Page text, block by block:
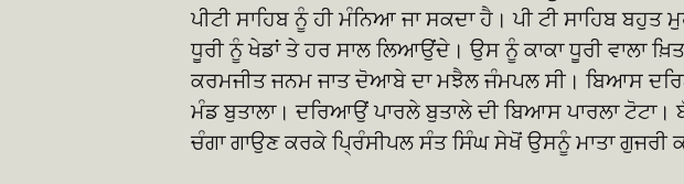
ਪੀਟੀ ਸਾਹਿਬ ਨੂੰ ਹੀ ਮੰਨਿਆ ਜਾ ਸਕਦਾ ਹੈ। ਪੀ ਟੀ ਸਾਹਿਬ
ਧੂਰੀ ਨੂੰ ਖੇਡਾਂ ਤੇ ਹਰ ਸਾਲ ਲਿਆਉਂਦੇ। ਉਸ ਨੂੰ ਕਾਕਾ ਧੂਰੀ ਵਾਲਾ
ਕਰਮਜੀਤ ਜਨਮ ਜਾਤ ਦੋਆਬੇ ਦਾ ਮਝੈਲ ਜੰਮਪਲ ਸੀ। ਬਿਆਸ
ਮੰਡ ਬੁਤਾਲਾ। ਦਰਿਆਉਂ ਪਾਰਲੇ ਬੁਤਾਲੇ ਦੀ ਬਿਆਸ ਪਾਰਲਾ
ਚੰਗਾ ਗਾਉਣ ਕਰਕੇ ਪ੍ਰਿੰਸੀਪਲ ਸੰਤ ਸਿੰਘ ਸੇਖੋਂ ਉਸਨੂੰ ਮਾਤਾ ਗੁਜਰੀ